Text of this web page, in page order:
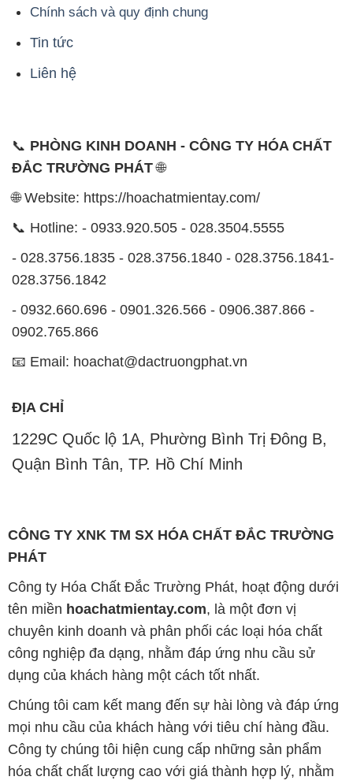
Chính sách và quy định chung
Tin tức
Liên hệ
📞 PHÒNG KINH DOANH - CÔNG TY HÓA CHẤT
ĐẮC TRƯỜNG PHÁT🌐
🌐 Website: https://hoachatmientay.com/
📞 Hotline: - 0933.920.505 - 028.3504.5555
- 028.3756.1835 - 028.3756.1840 - 028.3756.1841-
028.3756.1842
- 0932.660.696 - 0901.326.566 - 0906.387.866 -
0902.765.866
📧 Email: hoachat@dactruongphat.vn
ĐỊA CHỈ
1229C Quốc lộ 1A, Phường Bình Trị Đông B,
Quận Bình Tân, TP. Hồ Chí Minh
CÔNG TY XNK TM SX HÓA CHẤT ĐẮC TRƯỜNG
PHÁT
Công ty Hóa Chất Đắc Trường Phát, hoạt động dưới
tên miền hoachatmientay.com, là một đơn vị
chuyên kinh doanh và phân phối các loại hóa chất
công nghiệp đa dạng, nhằm đáp ứng nhu cầu sử
dụng của khách hàng một cách tốt nhất.
Chúng tôi cam kết mang đến sự hài lòng và đáp ứng
mọi nhu cầu của khách hàng với tiêu chí hàng đầu.
Công ty chúng tôi hiện cung cấp những sản phẩm
hóa chất chất lượng cao với giá thành hợp lý, nhằm